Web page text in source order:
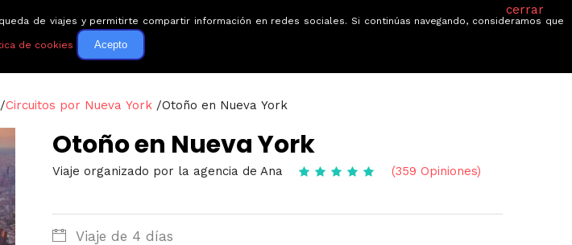
Circuitos Guías de viaje Ofertas Blog Quiénes somos
/Circuitos por Nueva York /Otoño en Nueva York
Otoño en Nueva York
Viaje organizado por la agencia de Ana (359 Opiniones)
Viaje de 4 días
cerrar
de viajes y permitirte compartir información en redes sociales. Si continúas navegando, consideramos que
de cookies Acepto